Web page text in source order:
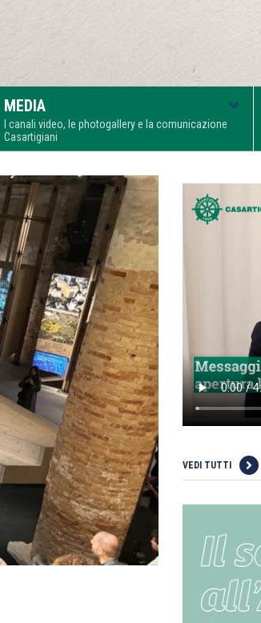
MEDIA
I canali video, le photogallery e la comunicazione
Casartigiani
VEDI TUTTI